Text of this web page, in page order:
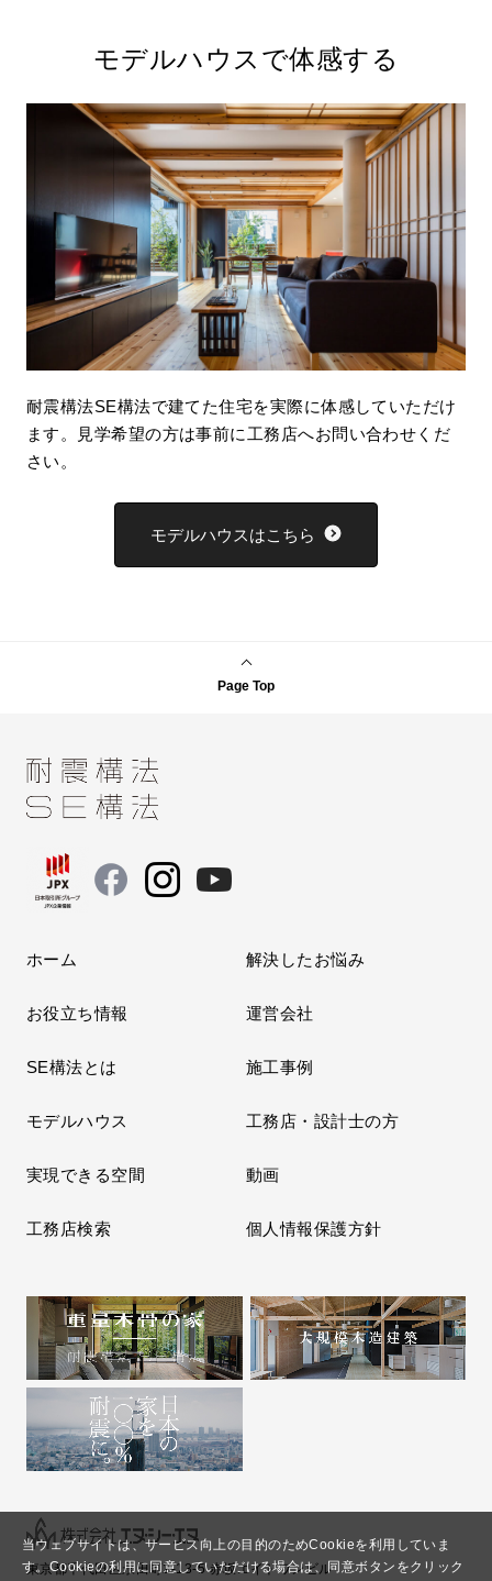
当ウェブサイトは、サービス向上の目的のためCookieを利用していま
す。Cookieの利用に同意していただける場合は、同意ボタンをクリック
モデルハウスで体感する
耐震構法SE構法で建てた住宅を実際に体感していただけ
ます。見学希望の方は事前に工務店へお問い合わせくだ
さい。
モデルハウスはこちら
Page Top
ホーム 解決したお悩み
お役立ち情報 運営会社
SE構法とは 施工事例
モデルハウス 工務店・設計士の方
実現できる空間 動画
工務店検索 個人情報保護方針
東京都千代田区永田町2-13-5 赤坂エイトワンビル